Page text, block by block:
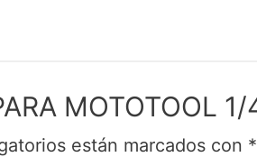
MOTOTOOL 1/
están marcados con *